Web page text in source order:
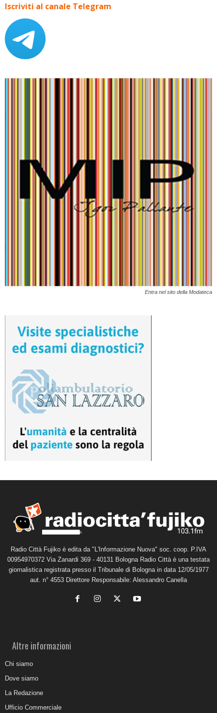
Iscriviti al canale Telegram
Entra nel sito della Modateca
Radio Città Fujiko è edita da "L'Informazione Nuova" soc. coop. P.IVA
00954970372 Via Zanardi 369 - 40131 Bologna Radio Città è una testata
giornalistica registrata presso il Tribunale di Bologna in data 12/05/1977
aut. n° 4553 Direttore Responsabile: Alessandro Canella
Altre informazioni
Chi siamo
Dove siamo
La Redazione
Ufficio Commerciale